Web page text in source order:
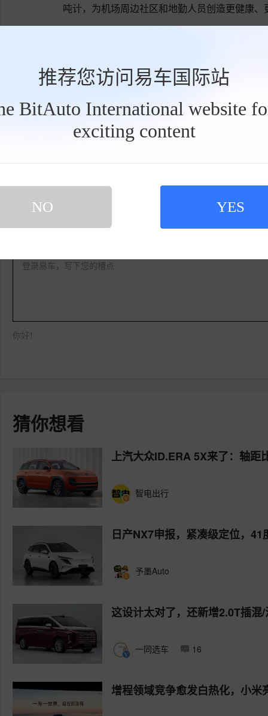
推荐您访问易车国际站
BitAuto International website
exciting content
NO YES
吨计，为机场周边社区和地勤人员创造更健康
点赞
网友评论
登录易车，写下您的槽点
你好！
猜你想看
上汽大众ID.ERA 5X来了：轴距
智电出行
日产NX7申报，紧凑级定位，41
予墨Auto
这设计太对了，还新增2.0T插混
一同选车 16
增程领域竞争愈发白热化，小